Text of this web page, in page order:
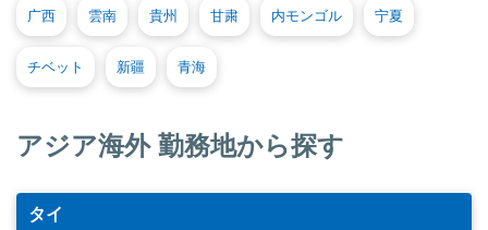
广西 雲南 貴州 甘粛 内モンゴル 宁夏
チベット 新疆 青海
アジア海外 勤務地から探す
タイ